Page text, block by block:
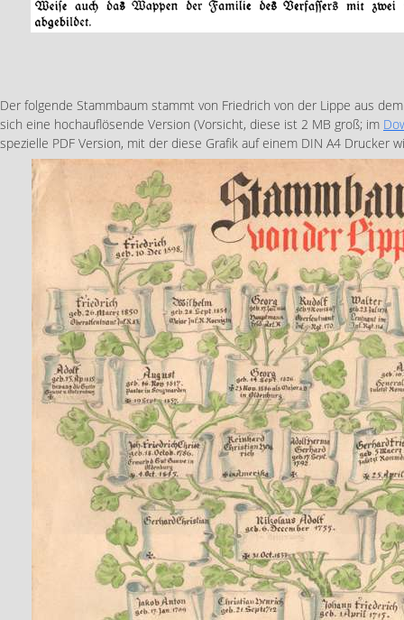
Der folgende Stammbaum stammt von Friedrich von der Lippe aus
sich eine hochauflösende Version (Vorsicht, diese ist 2 MB groß; im
spezielle PDF Version, mit der diese Grafik auf einem DIN A4 Drucker